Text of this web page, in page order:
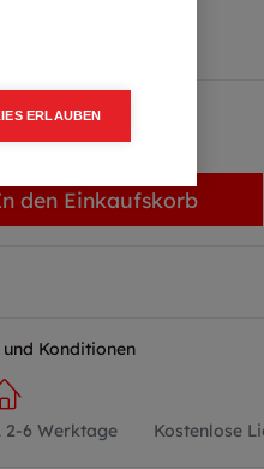
den Einkaufskorb
Konditionen
6 Werktage Kostenlose
ERLAUBEN